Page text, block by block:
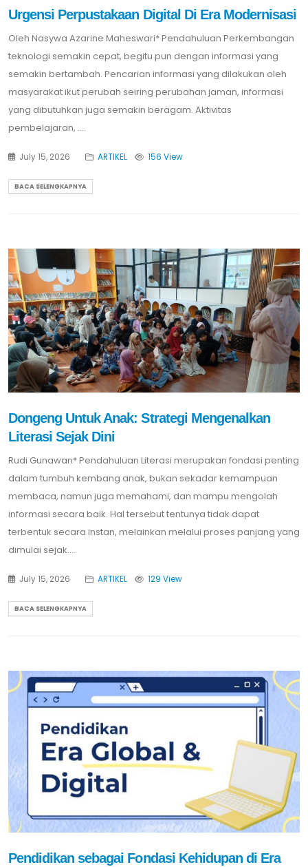
Urgensi Perpustakaan Digital Di Era Modernisasi
Oleh Nasywa Azarine Maheswari* Pendahuluan Perkembangan
teknologi semakin cepat, begitu pun dengan informasi yang
semakin bertambah. Pencarian informasi yang dilakukan oleh
masyarakat ikut perubah seiring perubahan jaman, informasi
yang dibutuhkan juga semakin beragam. Aktivitas
pembelajaran, ....
July 15, 2026 ARTIKEL 156 View
BACA SELENGKAPNYA
Dongeng Untuk Anak: Strategi Mengenalkan
Literasi Sejak Dini
Rudi Gunawan* Pendahuluan Literasi merupakan fondasi penting
dalam tumbuh kembang anak, bukan sekadar kemampuan
membaca, namun juga memahami, dan mampu mengolah
informasi secara baik. Hal tersebut tentunya tidak dapat
terbentuk secara instan, melainkan melalui proses panjang yang
dimulai sejak....
July 15, 2026 ARTIKEL 129 View
BACA SELENGKAPNYA
Pendidikan sebagai Fondasi Kehidupan di Era